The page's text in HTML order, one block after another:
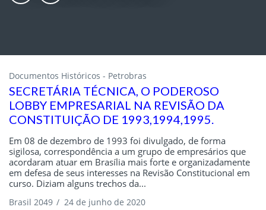
Documentos Históricos - Petrobras
SECRETÁRIA TÉCNICA, O PODEROSO
LOBBY EMPRESARIAL NA REVISÃO DA
CONSTITUIÇÃO DE 1993,1994,1995.
Em 08 de dezembro de 1993 foi divulgado, de forma
sigilosa, correspondência a um grupo de empresários que
acordaram atuar em Brasília mais forte e organizadamente
em defesa de seus interesses na Revisão Constitucional em
curso. Diziam alguns trechos da...
Brasil 2049 / 24 de junho de 2020